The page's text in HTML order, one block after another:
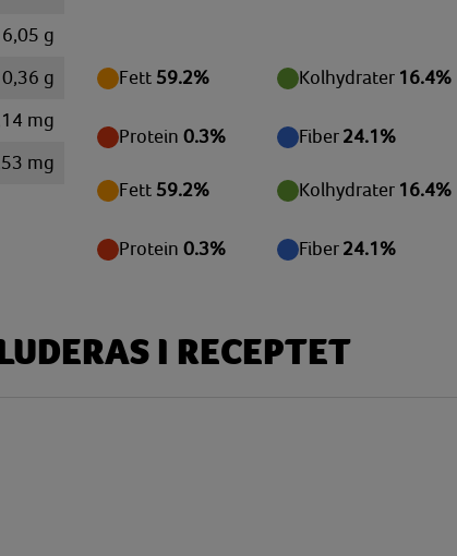
6,05 g
0,36 g
mg
mg
Fett 59.2% Kolhydrater 16.4%
Protein 0.3% Fiber 24.1%
Fett 59.2% Kolhydrater 16.4%
Protein 0.3% Fiber 24.1%
I RECEPTET